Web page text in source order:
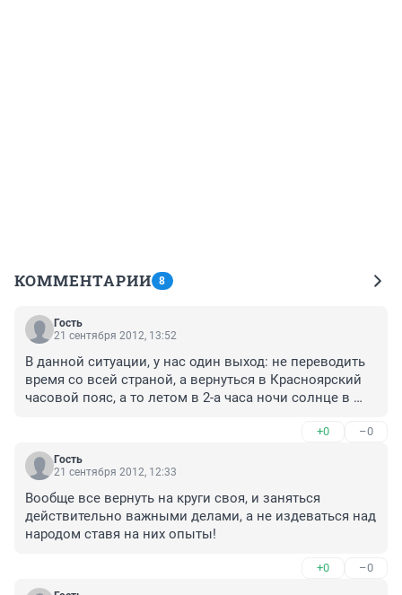
КОММЕНТАРИИ 8
Гость
21 сентября 2012, 13:52
В данной ситуации, у нас один выход: не переводить
время со всей страной, а вернуться в Красноярский
часовой пояс, а то летом в 2-а часа ночи солнце в
+0 –0
Гость
21 сентября 2012, 12:33
Вообще все вернуть на круги своя, и заняться
действительно важными делами, а не издеваться над
народом ставя на них опыты!
+0 –0